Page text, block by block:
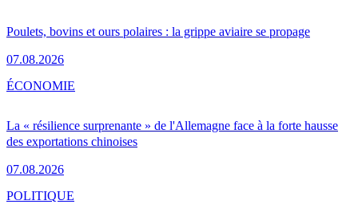
Poulets, bovins et ours polaires : la grippe aviaire se propage
07.08.2026
La « résilience surprenante » de l'Allemagne face à la forte hausse
des exportations chinoises
07.08.2026
ÉCONOMIE
POLITIQUE